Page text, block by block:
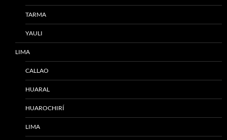
TARMA
YAULI
LIMA
CALLAO
HUARAL
HUAROCHIRÍ
LIMA